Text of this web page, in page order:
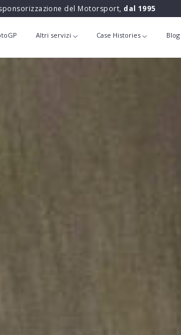
del Motorsport, dal 1995
Altri servizi Case Histories Blog